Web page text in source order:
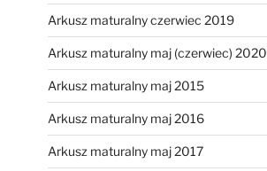
Arkusz maturalny czerwiec 2019
Arkusz maturalny maj (czerwiec) 2020
Arkusz maturalny maj 2015
Arkusz maturalny maj 2016
Arkusz maturalny maj 2017